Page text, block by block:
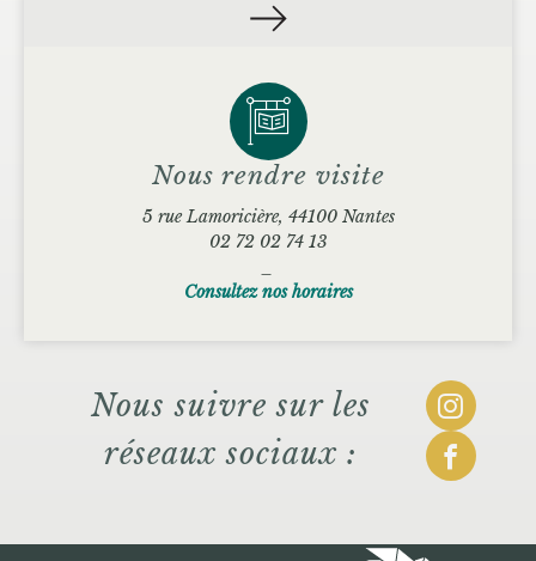
Nous rendre visite
5 rue Lamoricière, 44100 Nantes
02 72 02 74 13
Consultez nos horaires
Nous suivre sur les
réseaux sociaux :